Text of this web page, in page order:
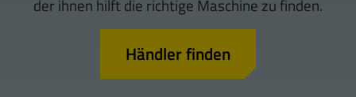
der ihnen hilft die richtige Maschine zu finden.
Händler finden